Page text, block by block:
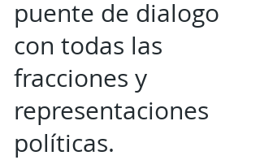
puente de dialogo
con todas las
fracciones y
representaciones
políticas.